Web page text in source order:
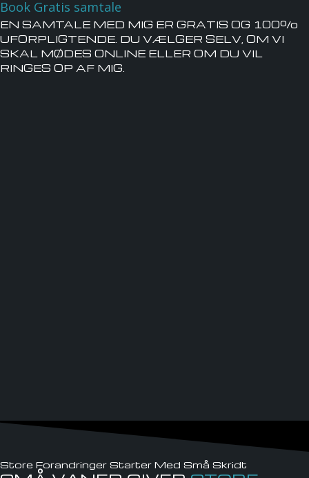
Book Gratis samtale
EN SAMTALE MED MIG ER GRATIS OG 100%
UFORPLIGTENDE. DU VÆLGER SELV, OM VI
SKAL MØDES ONLINE ELLER OM DU VIL
RINGES OP AF MIG.
Store Forandringer Starter Med Små Skridt